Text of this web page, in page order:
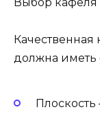
Качественная
должна
Плоскость